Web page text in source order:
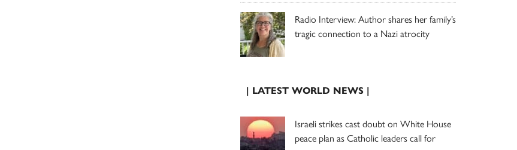
Radio Interview: Author shares her family’s
tragic connection to a Nazi atrocity
| LATEST WORLD NEWS |
Israeli strikes cast doubt on White House
peace plan as Catholic leaders call for